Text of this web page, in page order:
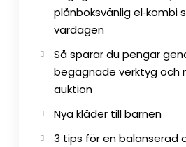
plånboksvänlig el‑kombi
vardagen
Så sparar du pengar
begagnade verktyg och
auktion
Nya kläder till barnen
3 tips för en balanserad